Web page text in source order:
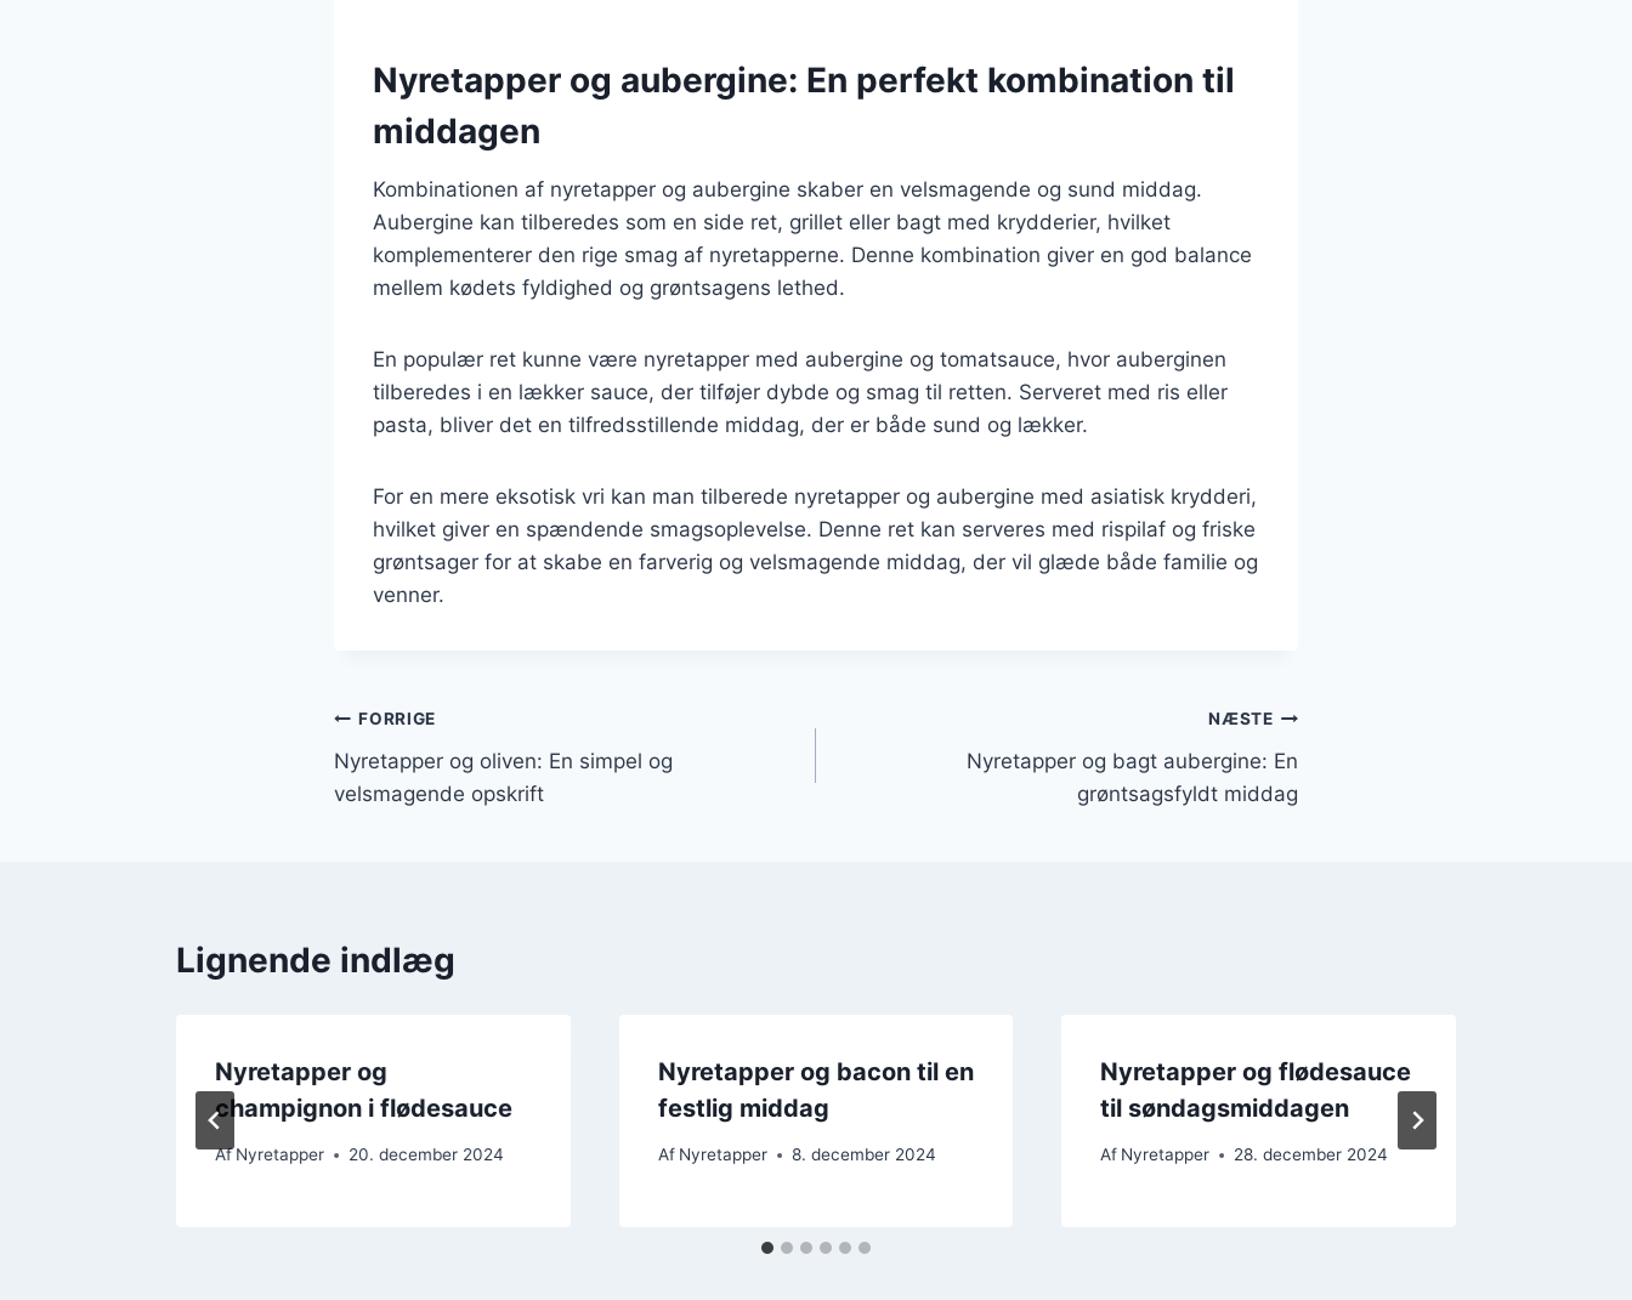
Nyretapper og aubergine: En perfekt kombination til
middagen
Kombinationen af nyretapper og aubergine skaber en velsmagende og sund middag.
Aubergine kan tilberedes som en side ret, grillet eller bagt med krydderier, hvilket
komplementerer den rige smag af nyretapperne. Denne kombination giver en god balance
mellem kødets fyldighed og grøntsagens lethed.
En populær ret kunne være nyretapper med aubergine og tomatsauce, hvor auberginen
tilberedes i en lækker sauce, der tilføjer dybde og smag til retten. Serveret med ris eller
pasta, bliver det en tilfredsstillende middag, der er både sund og lækker.
For en mere eksotisk vri kan man tilberede nyretapper og aubergine med asiatisk krydderi,
hvilket giver en spændende smagsoplevelse. Denne ret kan serveres med rispilaf og friske
grøntsager for at skabe en farverig og velsmagende middag, der vil glæde både familie og
venner.
Indlægsnavigation
FORRIGE
Nyretapper og oliven: En simpel og
velsmagende opskrift
NÆSTE
Nyretapper og bagt aubergine: En
grøntsagsfyldt middag
Lignende indlæg
Nyretapper og
champignon i flødesauce
Af Nyretapper 20. december 2024
Nyretapper og bacon til en
festlig middag
Af Nyretapper 8. december 2024
Nyretapper og flødesauce
til søndagsmiddagen
Af Nyretapper 28. december 2024